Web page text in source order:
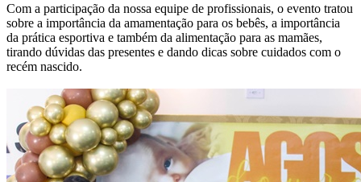
Com a participação da nossa equipe de profissionais, o evento tratou
sobre a importância da amamentação para os bebês, a importância
da prática esportiva e também da alimentação para as mamães,
tirando dúvidas das presentes e dando dicas sobre cuidados com o
recém nascido.